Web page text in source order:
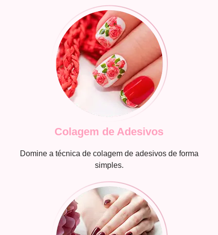
Colagem de Adesivos
Domine a técnica de colagem de adesivos de forma
simples.